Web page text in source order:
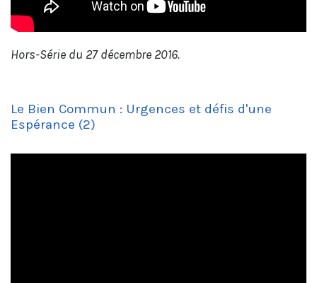
Hors-Série du 27 décembre 2016.
Le Bien Commun : Urgences et défis d'une
Espérance (2)